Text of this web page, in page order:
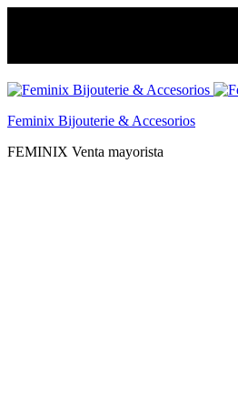
Feminix Bijouterie & Accesorios
FEMINIX Venta mayorista